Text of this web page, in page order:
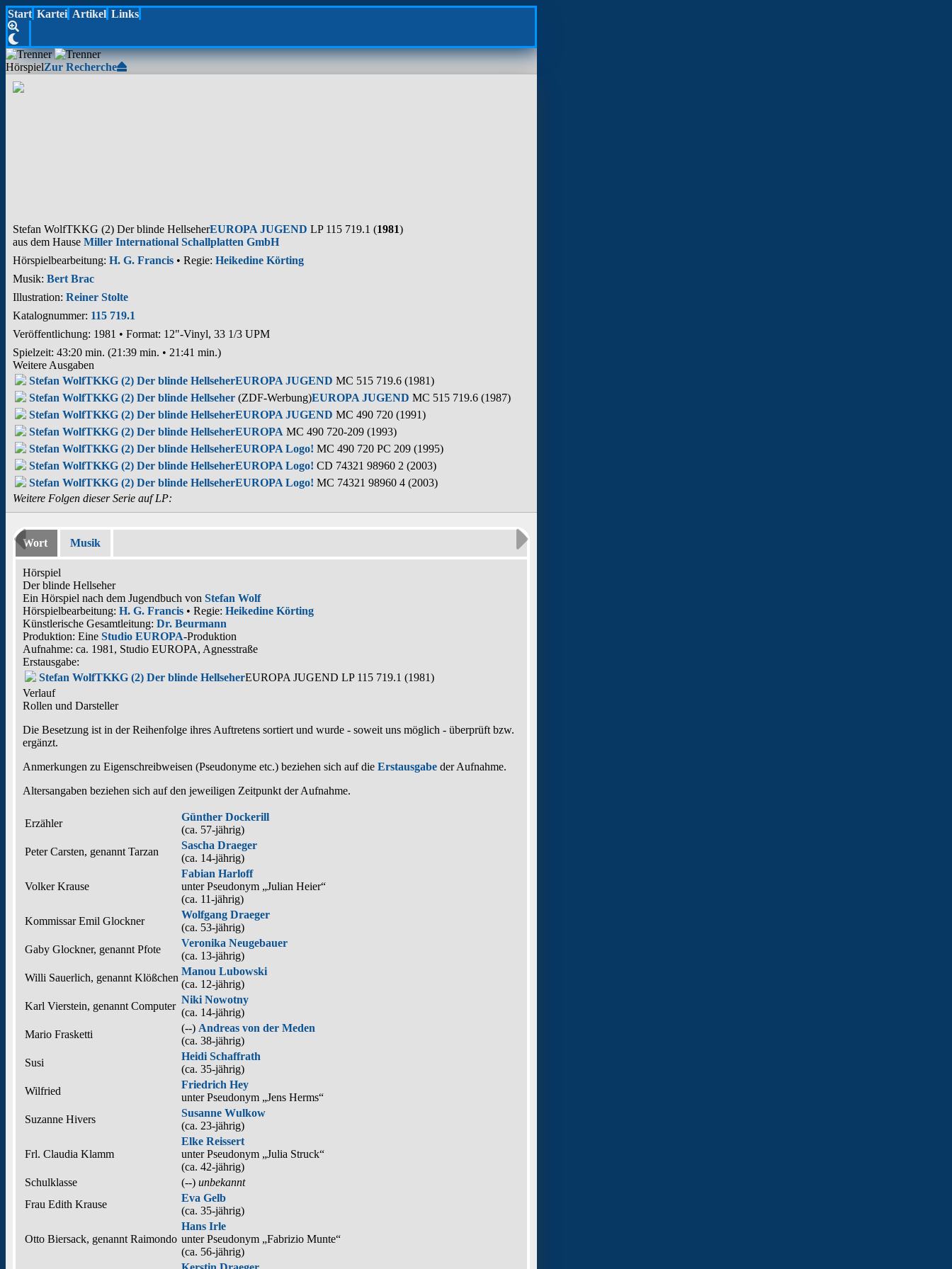
Start Kartei Artikel Links
HörspielZur Recherche
Stefan WolfTKKG (2) Der blinde HellseherEUROPA JUGEND LP 115 719.1 (1981)
aus dem Hause Miller International Schallplatten GmbH
Hörspielbearbeitung: H. G. Francis • Regie: Heikedine Körting
Musik: Bert Brac
Illustration: Reiner Stolte
Katalognummer: 115 719.1
Veröffentlichung: 1981 • Format: 12"-Vinyl, 33 1/3 UPM
Spielzeit: 43:20 min. (21:39 min. • 21:41 min.)
Weitere Ausgaben
Stefan WolfTKKG (2) Der blinde HellseherEUROPA JUGEND MC 515 719.6 (1981)
Stefan WolfTKKG (2) Der blinde Hellseher (ZDF-Werbung)EUROPA JUGEND MC 515 719.6 (1987)
Stefan WolfTKKG (2) Der blinde HellseherEUROPA JUGEND MC 490 720 (1991)
Stefan WolfTKKG (2) Der blinde HellseherEUROPA MC 490 720-209 (1993)
Stefan WolfTKKG (2) Der blinde HellseherEUROPA Logo! MC 490 720 PC 209 (1995)
Stefan WolfTKKG (2) Der blinde HellseherEUROPA Logo! CD 74321 98960 2 (2003)
Stefan WolfTKKG (2) Der blinde HellseherEUROPA Logo! MC 74321 98960 4 (2003)
Weitere Folgen dieser Serie auf LP:
Wort Musik
Hörspiel
Der blinde Hellseher
Ein Hörspiel nach dem Jugendbuch von Stefan Wolf
Hörspielbearbeitung: H. G. Francis • Regie: Heikedine Körting
Künstlerische Gesamtleitung: Dr. Beurmann
Produktion: Eine Studio EUROPA-Produktion
Aufnahme: ca. 1981, Studio EUROPA, Agnesstraße
Erstausgabe:
Stefan WolfTKKG (2) Der blinde HellseherEUROPA JUGEND LP 115 719.1 (1981)
Verlauf
Rollen und Darsteller
Die Besetzung ist in derReihenfolge ihres Auftretens sortiert und wurde - soweit uns möglich - überprüft bzw.
ergänzt.
Anmerkungen zu Eigenschreibweisen (Pseudonyme etc.) beziehen sich auf die Erstausgabe der Aufnahme.
Altersangaben beziehen sich auf den jeweiligen Zeitpunkt der Aufnahme.
Erzähler
Günther Dockerill
(ca. 57‑jährig)
Peter Carsten, genannt Tarzan
Sascha Draeger
(ca. 14‑jährig)
Volker Krause
Fabian Harloff
unter Pseudonym „Julian Heier“
(ca. 11‑jährig)
Kommissar Emil Glockner
Wolfgang Draeger
(ca. 53‑jährig)
Gaby Glockner, genannt Pfote
Veronika Neugebauer
(ca. 13‑jährig)
Willi Sauerlich, genannt Klößchen
Manou Lubowski
(ca. 12‑jährig)
Karl Vierstein, genannt Computer
Niki Nowotny
(ca. 14‑jährig)
Mario Frasketti
(--) Andreas von der Meden
(ca. 38‑jährig)
Susi
Heidi Schaffrath
(ca. 35‑jährig)
Wilfried
Friedrich Hey
unter Pseudonym „Jens Herms“
Suzanne Hivers
Susanne Wulkow
(ca. 23‑jährig)
Frl. Claudia Klamm
Elke Reissert
unter Pseudonym „Julia Struck“
(ca. 42‑jährig)
Schulklasse
(--) unbekannt
Frau Edith Krause
Eva Gelb
(ca. 35‑jährig)
Otto Biersack, genannt Raimondo
Hans Irle
unter Pseudonym „Fabrizio Munte“
(ca. 56‑jährig)